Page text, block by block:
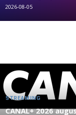
2026-08-05
STREAMING
CANAL+ 2026